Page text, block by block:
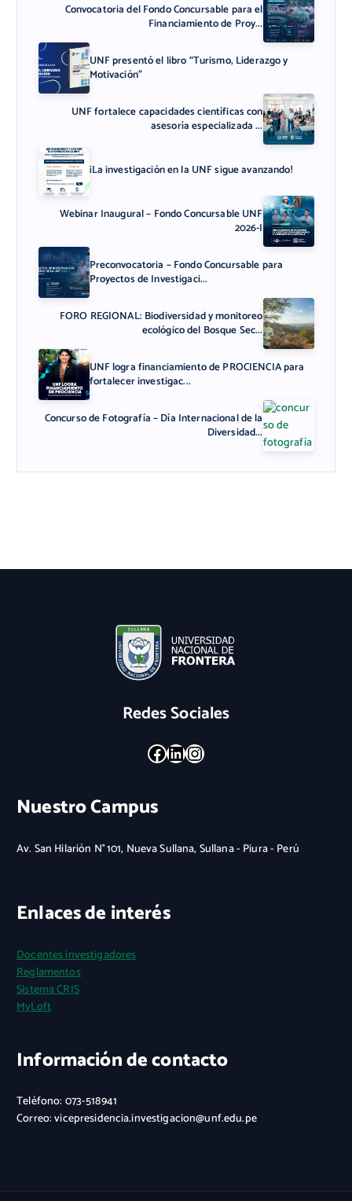
Convocatoria del Fondo Concursable para el
Financiamiento de Proy...
UNF presentó el libro “Turismo, Liderazgo y
Motivación”
UNF fortalece capacidades científicas con
asesoría especializada ...
¡La investigación en la UNF sigue avanzando!
Webinar Inaugural – Fondo Concursable UNF
2026-I
Preconvocatoria – Fondo Concursable para
Proyectos de Investigaci...
FORO REGIONAL: Biodiversidad y monitoreo
ecológico del Bosque Sec...
UNF logra financiamiento de PROCIENCIA para
fortalecer investigac...
Concurso de Fotografía – Día Internacional de la
Diversidad...
Redes Sociales
Facebook LinkedIn Instagram
Nuestro Campus
Av. San Hilarión N° 101, Nueva Sullana, Sullana - Piura - Perú
Enlaces de interés
Docentes investigadores
Reglamentos
Sistema CRIS
MyLoft
Información de contacto
Teléfono: 073-518941
Correo: vicepresidencia.investigacion@unf.edu.pe